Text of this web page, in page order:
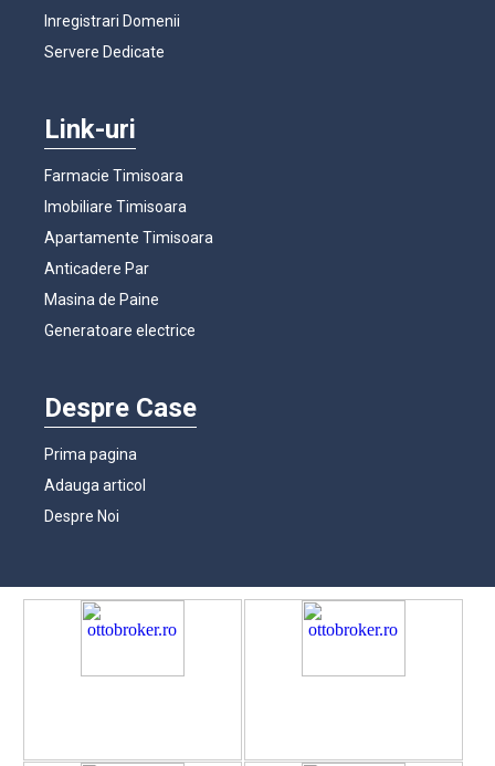
Inregistrari Domenii
Servere Dedicate
Link-uri
Farmacie Timisoara
Imobiliare Timisoara
Apartamente Timisoara
Anticadere Par
Masina de Paine
Generatoare electrice
Despre Case
Prima pagina
Adauga articol
Despre Noi